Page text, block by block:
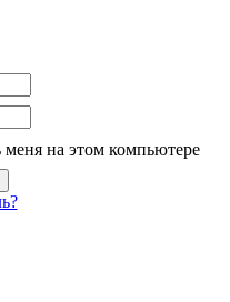
меня на этом компьютере